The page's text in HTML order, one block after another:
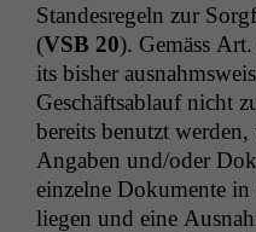
Standesregeln zur
(VSB 20). Gemäss
its bish­er
Geschäftsablauf nicht
bere­its benutzt
Angaben und/oder
einzelne Doku­mente
liegen und eine